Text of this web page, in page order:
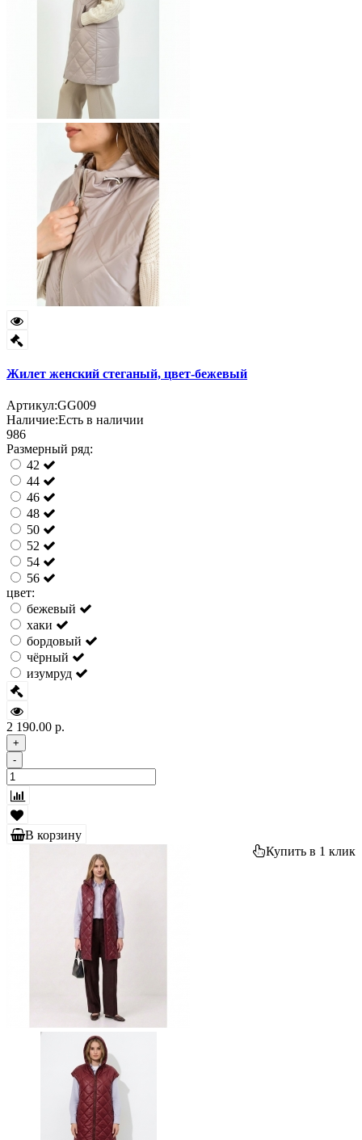
Жилет женский стеганый, цвет-бежевый
Артикул:GG009
Наличие:Есть в наличии
986
Размерный ряд:
42
44
46
48
50
52
54
56
цвет:
бежевый
хаки
бордовый
чёрный
изумруд
2 190.00 р.
+
-
В корзину
Купить в 1 клик